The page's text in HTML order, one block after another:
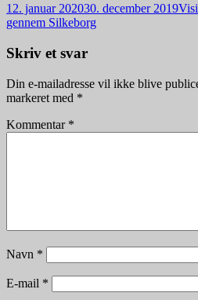
Udgivet
i
12. januar 202030. december 2019
gennem Silkeborg
Skriv et svar
Din e-mailadresse vil ikke blive
markeret med *
Kommentar *
Navn *
E-mail *